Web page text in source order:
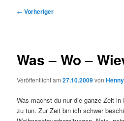
Beitragsnavigation
← Vorheriger
Was – Wo –
Veröffentlicht am27.10.2009von
Was machst du nur die ganze Zeit
zu tun. Zur Zeit bin ich schwer